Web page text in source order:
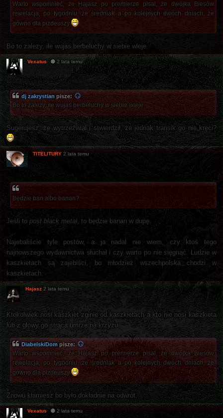
Warto wspomnieć, że Hajasz po premierze pisał, że dwójka Biesów
rewelacja, po tygodniu, że średniak a po kolejnych dwóch dniach, że
gówno dla pizdeuszy
Bo to zależy, ile wujas berbeluchy w siebie wleje.
Vexatus 2 lata temu
dj zakrystian pisze:
Bo to zależy, ile wujas berbeluchy w siebie wleje.
Sugerujesz, że wytrzeźwiał i stwierdził, że jednak transik go nie kręci?
TITELITURY 2 lata temu
Będzie ban albo banan?
Jeśli to post black metal, to będzie banan w dupę.
Najebaliście tyle postów, a ja nadal nie wiem, czy ktoś tego
najnowszego wydawnictwa słuchał i czy warto po nie sięgnąć. Ludzie w
kaszkietach są zajebiści, bo młodzież wszechpolska chodzi w
kaszkietach.
Hajasz 2 lata temu
Ktokolwiek nosi kaszkiet zginie od kaszkietach a kto nie nosi kaszkieta
lub z głowy go strąca umrze na krzyżu.
DiabelskiDom pisze:
Warto wspomnieć, że Hajasz po premierze pisał, że dwójka Biesów
rewelacja, po tygodniu, że średniak a po kolejnych dwóch dniach, że
gówno dla pizdeuszy
Znowu kłamiesz bo było dokładnie na odwrót.
Vexatus 2 lata temu